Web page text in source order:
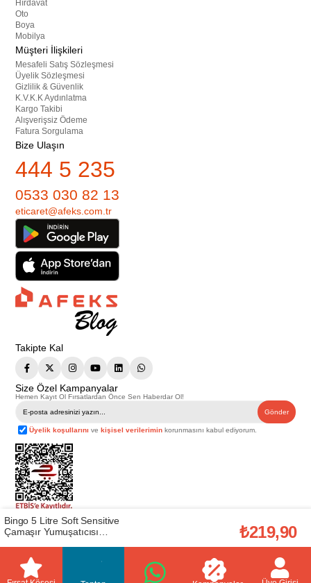
Hırdavat
Oto
Boya
Mobilya
Müşteri İlişkileri
Mesafeli Satış Sözleşmesi
Üyelik Sözleşmesi
Gizlilik & Güvenlik
K.V.K.K Aydınlatma
Kargo Takibi
Alışverişsiz Ödeme
Fatura Sorgulama
Bize Ulaşın
444 5 235
0533 030 82 13
eticaret@afeks.com.tr
Takipte Kal
Size Özel Kampanyalar
Hemen Kayıt Ol Fırsatlardan Önce Sen Haberdar Ol!
Gönder
Üyelik koşullarını vekişisel verilerimin korunmasını kabul ediyorum.
Telif Hakkı © 2026Afeks Yapı Market
. Tüm hakları saklıdır.
Bu web sitesindeki tüm ürünler ticari amaçlıdır. Web sitemizde yer alan
görsel ve yazılı içerikler firmamıza ait olup, firmamızın yazılı izni alınmadan
başka yerlerde kullanılamaz. İçeriklerin izin alınmadan kopyalanması ve
kullanılması 5846 sayılı Fikir ve Sanat Eserleri Yasasına göre suçtur.
Bingo 5 Litre Soft Sensitive
Çamaşır Yumuşatıcısı
₺219,90